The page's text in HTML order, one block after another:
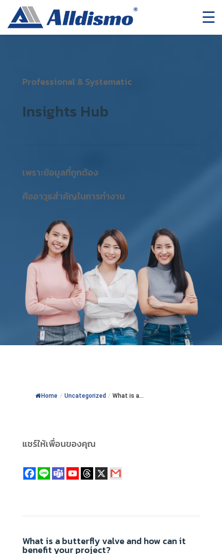
Professional & Systematic
Insights Hub
เพราะข้อมูลที่ถูกต้อง
คืออาวุธสำคัญในการทำงาน
Home / Uncategorized / What is a...
แชร์ให้เพื่อนของคุณ
What is a butterfly valve and how can it
benefit your project?